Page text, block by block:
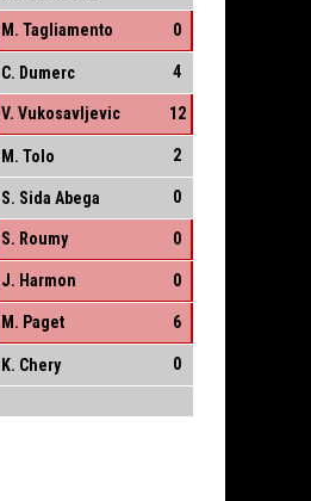
M. Tagliamento 0
C. Dumerc 4
V. Vukosavljevic 12
M. Tolo 2
S. Sida Abega 0
S. Roumy 0
J. Harmon 0
M. Paget 6
K. Chery 0